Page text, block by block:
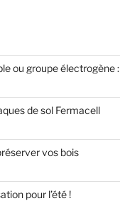
ou groupe électrogène :
de sol Fermacell
vos bois
pour l’été !